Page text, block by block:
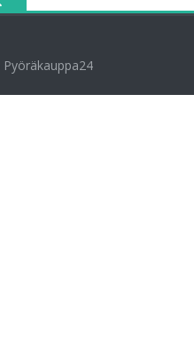
Pyöräkauppa24